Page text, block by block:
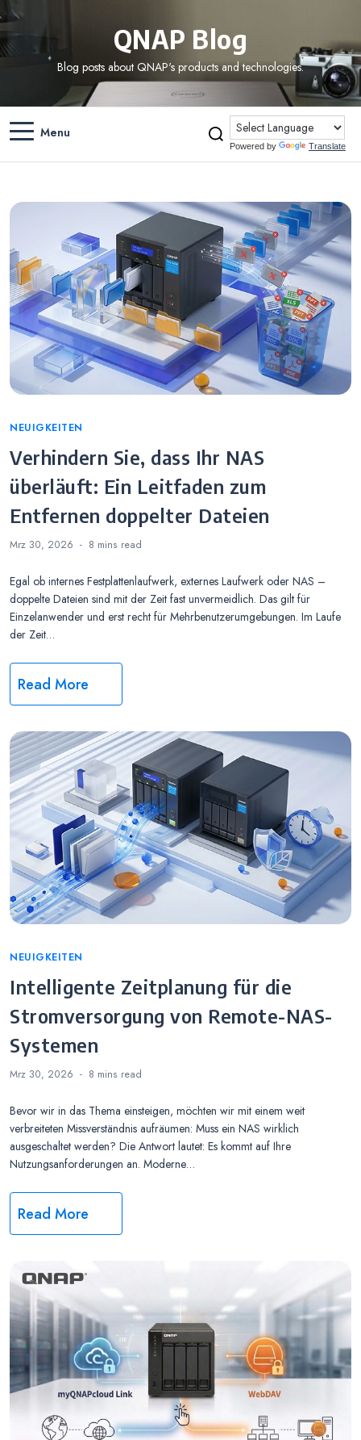
QNAP Blog
Blog posts about QNAP's products and technologies.
Menu
Powered by Translate
Categories
NEUIGKEITEN
Verhindern Sie, dass Ihr NAS
überläuft: Ein Leitfaden zum
Entfernen doppelter Dateien
Mrz 30, 2026 8 mins read
Egal ob internes Festplattenlaufwerk, externes Laufwerk oder NAS –
doppelte Dateien sind mit der Zeit fast unvermeidlich. Das gilt für
Einzelanwender und erst recht für Mehrbenutzerumgebungen. Im Laufe
der Zeit…
Read More
Categories
NEUIGKEITEN
Intelligente Zeitplanung für die
Stromversorgung von Remote-NAS-
Systemen
Mrz 30, 2026 8 mins read
Bevor wir in das Thema einsteigen, möchten wir mit einem weit
verbreiteten Missverständnis aufräumen: Muss ein NAS wirklich
ausgeschaltet werden? Die Antwort lautet: Es kommt auf Ihre
Nutzungsanforderungen an. Moderne…
Read More